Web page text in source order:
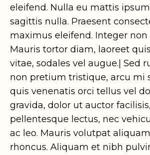
eleifend. Nulla eu mattis
sagittis nulla. Praesent
maximus eleifend. Integer non
Mauris tortor diam, laoreet
vitae, sodales vel augue.| Sed
non pretium tristique, arcu mi
quis venenatis orci tellus vel
gravida, dolor ut auctor
pellentesque lectus, nec
ac leo. Mauris volutpat
rhoncus. Aliquam et nibh